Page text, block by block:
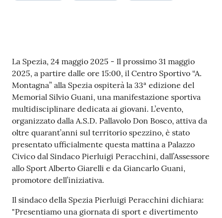
C
e
r
t
i
f
i
c
t
Contenuto
La Spezia, 24 maggio 2025 - Il prossimo 31 maggio
2025, a partire dalle ore 15:00, il Centro Sportivo “A.
Montagna” alla Spezia ospiterà la 33ª edizione del
Memorial Silvio Guani, una manifestazione sportiva
multidisciplinare dedicata ai giovani. L’evento,
organizzato dalla A.S.D. Pallavolo Don Bosco, attiva da
oltre quarant’anni sul territorio spezzino, è stato
presentato ufficialmente questa mattina a Palazzo
Civico dal Sindaco Pierluigi Peracchini, dall’Assessore
allo Sport Alberto Giarelli e da Giancarlo Guani,
promotore dell’iniziativa.
Il sindaco della Spezia Pierluigi Peracchini dichiara:
"Presentiamo una giornata di sport e divertimento